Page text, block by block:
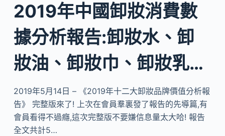
2019年中國卸妝消費數
據分析報告:卸妝水、卸
妝油、卸妝巾、卸妝乳…
2019年5月14日 – 《2019年十二大卸妝品牌價值分析報
告》 完整版來了! 上次在會員羣裏發了報告的先導篇,有
會員看得不過癮,這次完整版不要嫌信息量太大哈! 報告
全文共計5…